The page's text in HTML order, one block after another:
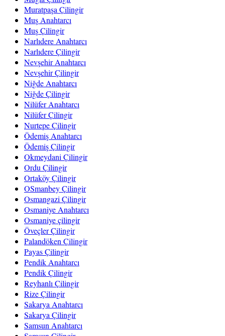
Muratpaşa Çilingir
Muş Anahtarcı
Muş Çilingir
Narlıdere Anahtarcı
Narlıdere Çilingir
Nevşehir Anahtarcı
Nevşehir Çilingir
Niğde Anahtarcı
Niğde Çilingir
Nilüfer Anahtarcı
Nilüfer Çilingir
Nurtepe Çilingir
Ödemiş Anahtarcı
Ödemiş Çilingir
Okmeydani Çilingir
Ordu Çilingir
Ortaköy Çilingir
OSmanbey Çilingir
Osmangazi Çilingir
Osmaniye Anahtarcı
Osmaniye çilingir
Öveçler Çilingir
Palandöken Çilingir
Payas Çilingir
Pendik Anahtarcı
Pendik Çilingir
Reyhanlı Çilingir
Rize Çilingir
Sakarya Anahtarcı
Sakarya Çilingir
Samsun Anahtarcı